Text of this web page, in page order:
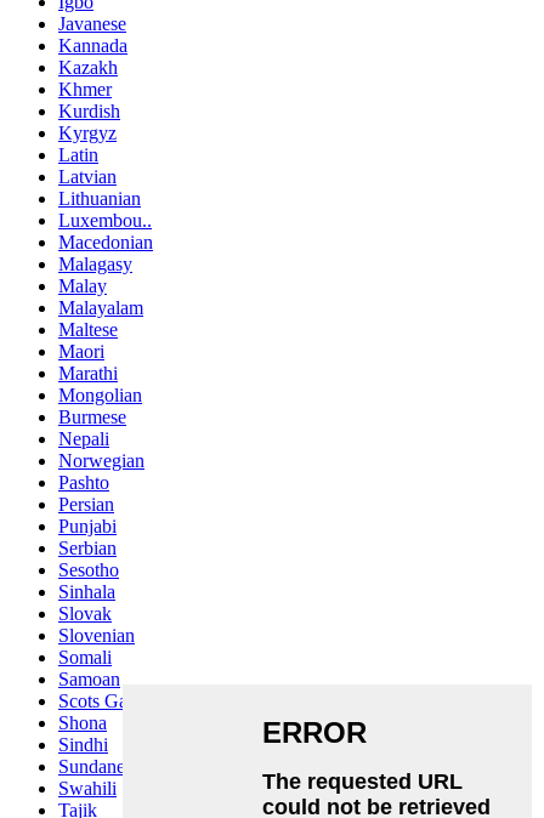
Javanese
Kannada
Kazakh
Khmer
Kurdish
Kyrgyz
Latin
Latvian
Lithuanian
Luxembou..
Macedonian
Malagasy
Malay
Malayalam
Maltese
Maori
Marathi
Mongolian
Burmese
Nepali
Norwegian
Pashto
Persian
Punjabi
Serbian
Sesotho
Sinhala
Slovak
Slovenian
Somali
Samoan
Scots Gaelic
Shona
Sindhi
Sundanese
Swahili
Tajik